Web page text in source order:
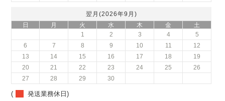
翌月(2026年9月)
日
月 火 水 木 金
土
1
2 3 4
5
6
7 8 9 10 11
12
13
14 15 16 17 18
19
20
21 22 23 24 25
26
27
28 29 30
( 発送業務休日)